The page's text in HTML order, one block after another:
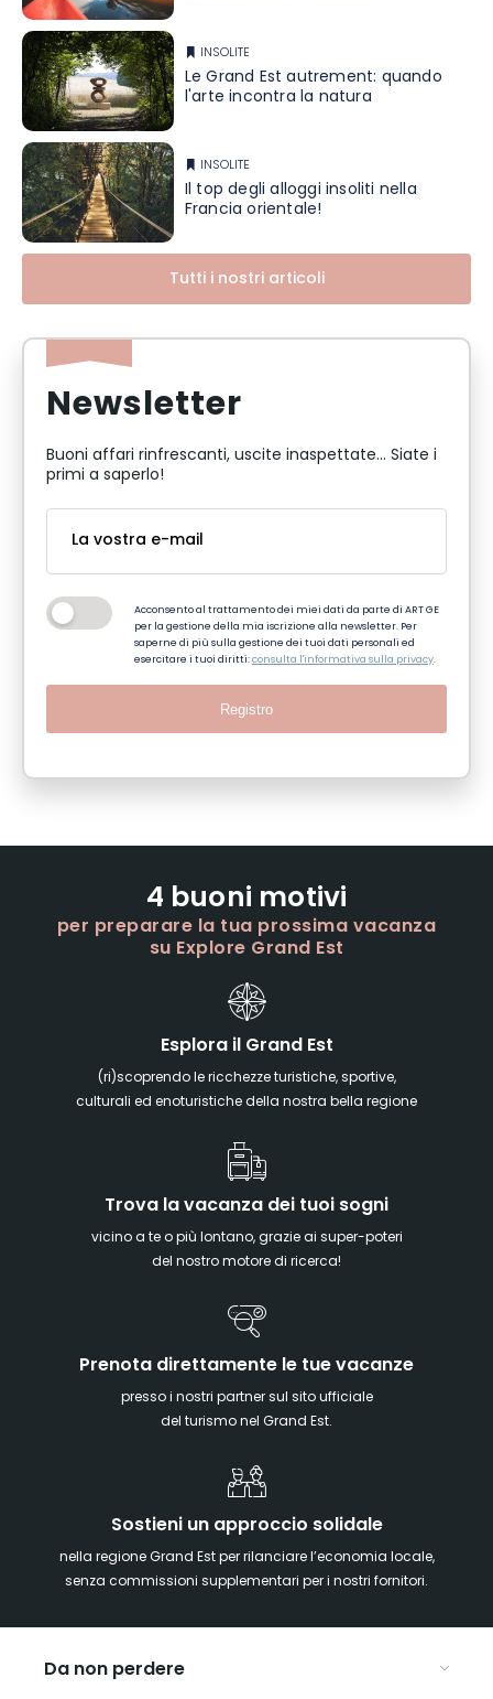
INSOLITE
Le Grand Est autrement: quando
l'arte incontra la natura
INSOLITE
Il top degli alloggi insoliti nella
Francia orientale!
Tutti i nostri articoli
Newsletter
Buoni affari rinfrescanti, uscite inaspettate... Siate i
primi a saperlo!
Acconsento al trattamento dei miei dati da parte di ART GE
per la gestione della mia iscrizione alla newsletter. Per
saperne di più sulla gestione dei tuoi dati personali ed
esercitare i tuoi diritti:consulta l'informativa sulla privacy.
Registro
4 buoni motivi
per preparare la tua prossima vacanza
su Explore Grand Est
Esplora il Grand Est
(ri)scoprendo le ricchezze turistiche, sportive,
culturali ed enoturistiche della nostra bella regione
Trova la vacanza dei tuoi sogni
vicino a te o più lontano, grazie ai super-poteri
del nostro motore di ricerca!
Prenota direttamente le tue vacanze
presso i nostri partner sul sito ufficiale
del turismo nel Grand Est.
Sostieni un approccio solidale
nella regione Grand Est per rilanciare l’economia locale,
senza commissioni supplementari per i nostri fornitori.
Da non perdere